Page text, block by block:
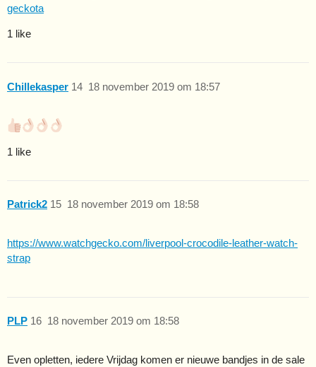
geckota
1 like
Chillekasper 18 november 2019 om 18:57
14
1 like
Patrick2 18 november 2019 om 18:58
15
https://www.watchgecko.com/liverpool-crocodile-leather-watch-
strap
PLP 18 november 2019 om 18:58
16
Even opletten, iedere Vrijdag komen er nieuwe bandjes in de sale